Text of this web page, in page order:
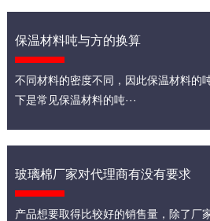
保温材料吨与方的换算
不同材料的密度不同，因此保温材料的
下是常见保温材料的吨···
玻璃棉厂家对代理商有没有要求
产品想要取得比较好的销售量，除了厂